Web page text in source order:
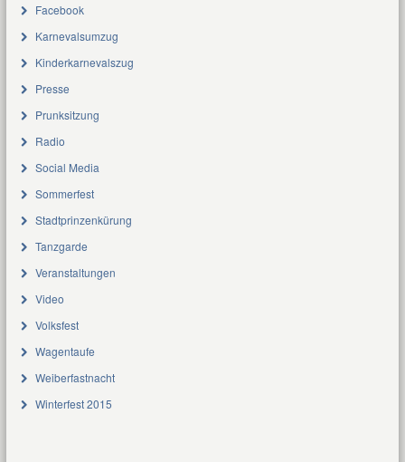
Facebook
Karnevalsumzug
Kinderkarnevalszug
Presse
Prunksitzung
Radio
Social Media
Sommerfest
Stadtprinzenkürung
Tanzgarde
Veranstaltungen
Video
Volksfest
Wagentaufe
Weiberfastnacht
Winterfest 2015